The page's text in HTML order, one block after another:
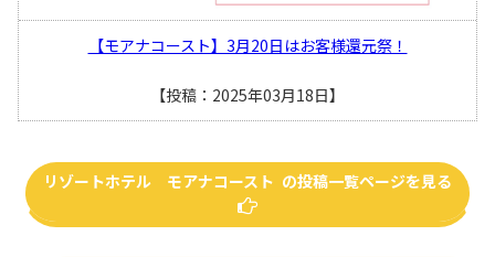
【モアナコースト】3月20日はお客様還元祭！
【投稿：2025年03月18日】
リゾートホテル モアナコースト の投稿一覧ページを見る